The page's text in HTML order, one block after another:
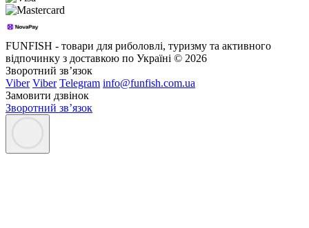
FUNFISH - товари для риболовлі, туризму та активного
відпочинку з доставкою по Україні © 2026
Зворотний зв’язок
Viber Viber Telegram info@funfish.com.ua
Замовити дзвінок
Зворотний зв’язок